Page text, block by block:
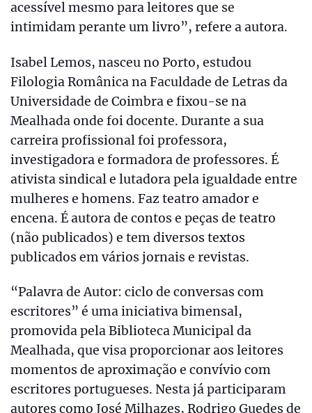
acessível mesmo para leitores que se
intimidam perante um livro”, refere a autora.
Isabel Lemos, nasceu no Porto, estudou
Filologia Românica na Faculdade de Letras da
Universidade de Coimbra e fixou-se na
Mealhada onde foi docente. Durante a sua
carreira profissional foi professora,
investigadora e formadora de professores. É
ativista sindical e lutadora pela igualdade entre
mulheres e homens. Faz teatro amador e
encena. É autora de contos e peças de teatro
(não publicados) e tem diversos textos
publicados em vários jornais e revistas.
“Palavra de Autor: ciclo de conversas com
escritores” é uma iniciativa bimensal,
promovida pela Biblioteca Municipal da
Mealhada, que visa proporcionar aos leitores
momentos de aproximação e convívio com
escritores portugueses. Nesta já participaram
autores como José Milhazes, Rodrigo Guedes de